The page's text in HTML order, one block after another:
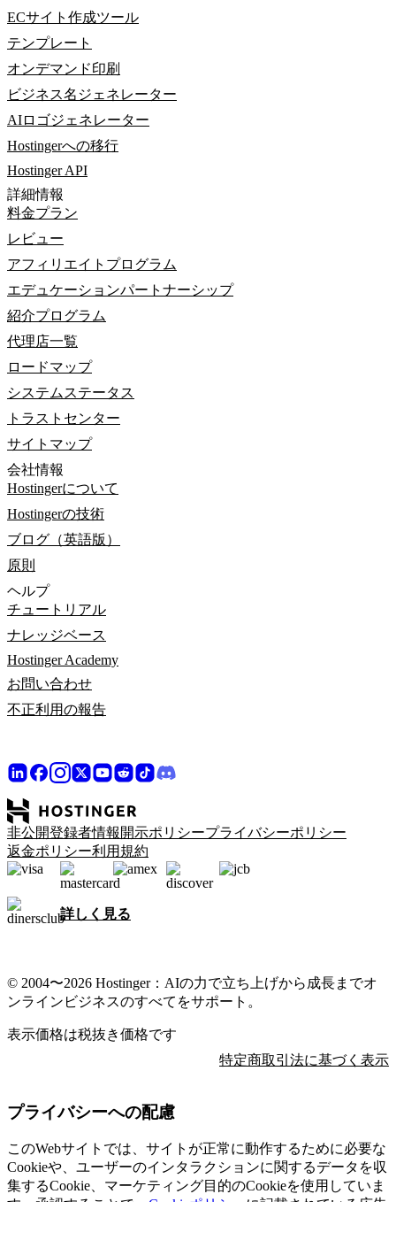
ECサイト作成ツール
テンプレート
オンデマンド印刷
ビジネス名ジェネレーター
AIロゴジェネレーター
Hostingerへの移行
Hostinger API
詳細情報
料金プラン
レビュー
アフィリエイトプログラム
エデュケーションパートナーシップ
紹介プログラム
代理店一覧
ロードマップ
システムステータス
トラストセンター
サイトマップ
会社情報
Hostingerについて
Hostingerの技術
ブログ（英語版）
原則
ヘルプ
チュートリアル
ナレッジベース
Hostinger Academy
お問い合わせ
不正利用の報告
非公開登録者情報開示ポリシープライバシーポリシー
返金ポリシー利用規約
詳しく見る
© 2004〜2026 Hostinger：AIの力で立ち上げから成長までオ
ンラインビジネスのすべてをサポート。
表示価格は税抜き価格です
特定商取引法に基づく表示
プライバシーへの配慮
このWebサイトでは、サイトが正常に動作するために必要な
Cookieや、ユーザーのインタラクションに関するデータを収
集するCookie、マーケティング目的のCookieを使用していま
す。承認することで、 Cookieポリシー
に記載されている広告